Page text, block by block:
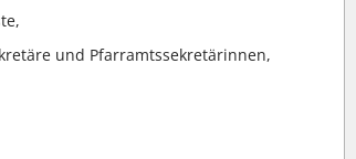
und Pfarramtssekretärinnen,